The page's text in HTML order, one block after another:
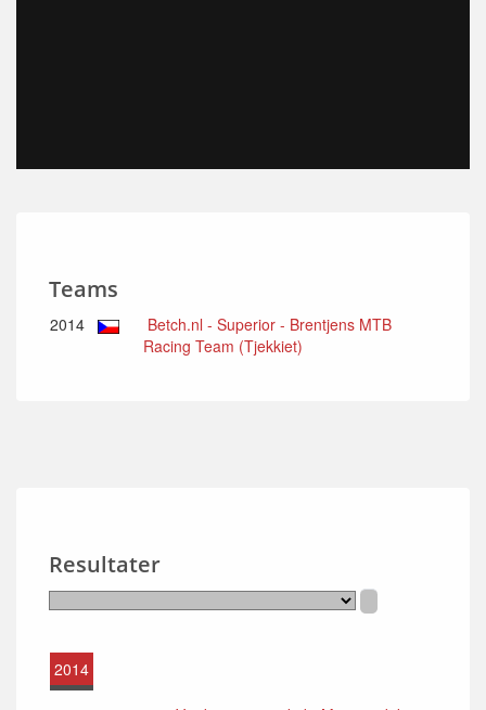
Teams
2014
Betch.nl - Superior - Brentjens MTB
Racing Team (Tjekkiet)
Resultater
2014